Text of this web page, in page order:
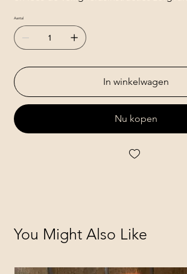
Aantal
In winkelwagen
Nu kopen
You Might Also Like